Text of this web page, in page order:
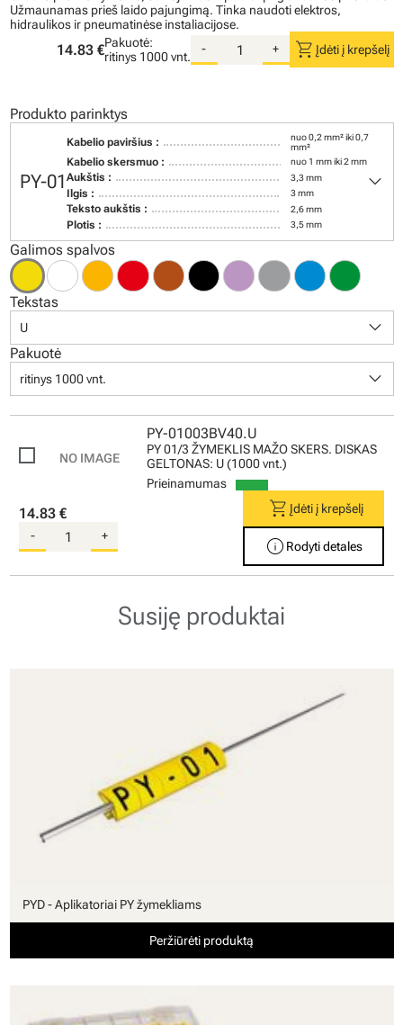
Užmaunamas prieš laido pajungimą. Tinka naudoti elektros,
hidraulikos ir pneumatinėse instaliacijose.
14.83 €Pakuotė:
ritinys 1000 vnt.
- + shopping_cart Įdėti į krepšelį
Produkto parinktys
PY-01
Kabelio paviršius :
nuo 0,2 mm² iki 0,7
mm²
Kabelio skersmuo : nuo 1 mm iki 2 mm
Aukštis : 3,3 mm
Ilgis : 3 mm
Teksto aukštis : 2,6 mm
Plotis : 3,5 mm
keyboard_arrow_down
Galimos spalvos
Tekstas
U keyboard_arrow_down
Pakuotė
ritinys 1000 vnt. keyboard_arrow_down
PY-01003BV40.U
PY 01/3 ŽYMEKLIS MAŽO SKERS. DISKAS
GELTONAS: U (1000 vnt.)
Prieinamumas
14.83 €
- +
shopping_cartĮdėti į krepšelį
info Rodyti detales
Susiję produktai
PYD - Aplikatoriai PY žymekliams
Peržiūrėti produktą